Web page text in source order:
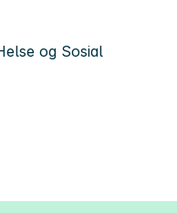
og Sosial